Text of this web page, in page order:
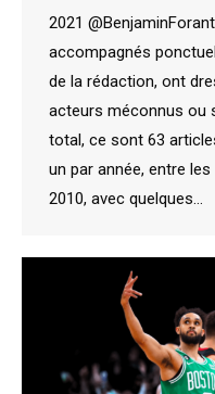
2021
accompagnés
de la rédaction, ont
acteurs méconnus ou
total, ce sont 63
un par année, entre
2010, avec quelques…